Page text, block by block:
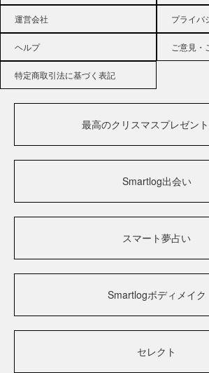
運営会社 プライバ
ヘルプ ご意見・
特定商取引法に基づく表記
最高のクリスマスプレゼン
Smartlog出会い
スマート夢占い
Smartlogボディメイク
セレクト